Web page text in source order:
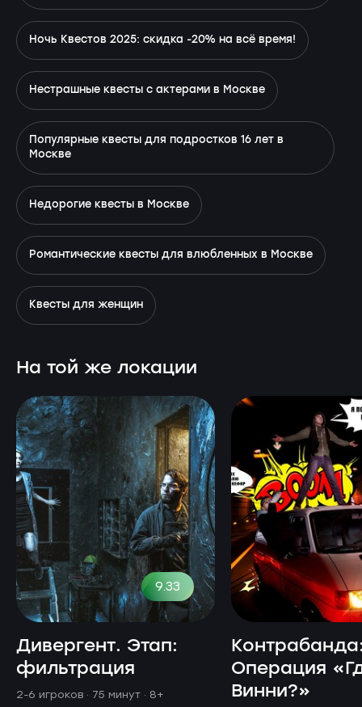
Ночь Квестов 2025: скидка -20% на всё время!
Нестрашные квесты с актерами в Москве
Популярные квесты для подростков 16 лет в
Москве
Недорогие квесты в Москве
Романтические квесты для влюбленных в Москве
Квесты для женщин
На той же локации
9.33
Дивергент. Этап:
фильтрация
2-6 игроков · 75 минут · 8+
Операция
Винни?»